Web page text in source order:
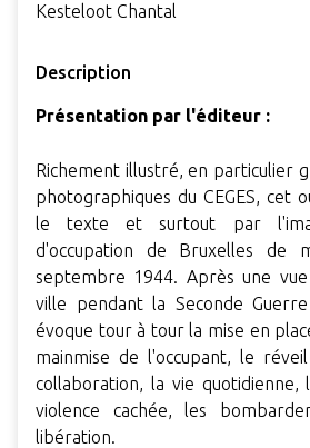
Kesteloot Chantal
Description
Présentation par l'éditeur :
Richement illustré, en particulier
photographiques du CEGES, cet
le texte et surtout par
d'occupation de Bruxelles de
septembre 1944. Après une
ville pendant la Seconde
évoque tour à tour la mise en
mainmise de l'occupant, le
collaboration, la vie quotidienne,
violence cachée, les
libération.